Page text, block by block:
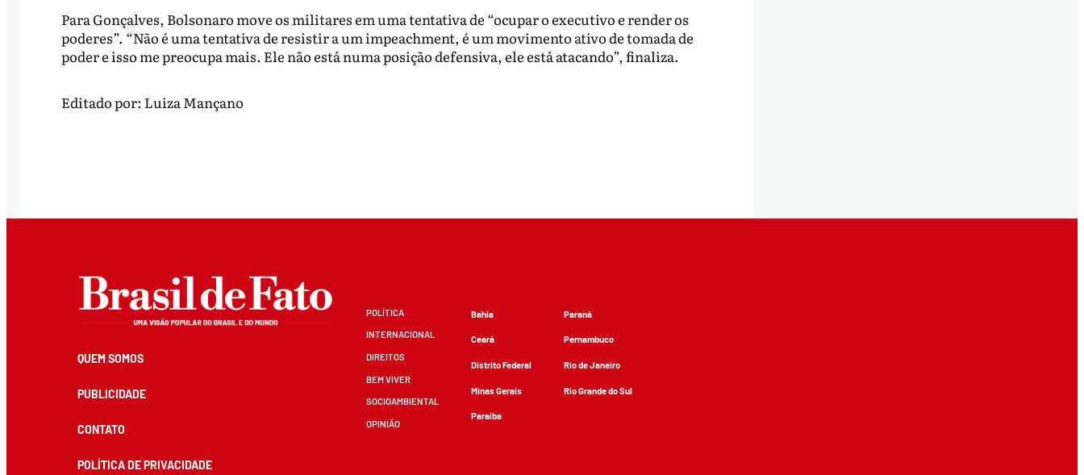
Para Gonçalves, Bolsonaro move os militares em uma tentativa de “ocupar o executivo e render os
poderes”. “Não é uma tentativa de resistir a um impeachment, é um movimento ativo de tomada de
poder e isso me preocupa mais. Ele não está numa posição defensiva, ele está atacando”, finaliza.
Editado por: Luiza Mançano
QUEM SOMOS
PUBLICIDADE
CONTATO
POLÍTICA DE PRIVACIDADE
POLÍTICA
INTERNACIONAL
DIREITOS
BEM VIVER
SOCIOAMBIENTAL
OPINIÃO
Bahia
Ceará
Distrito Federal
Minas Gerais
Paraíba
Paraná
Pernambuco
Rio de Janeiro
Rio Grande do Sul